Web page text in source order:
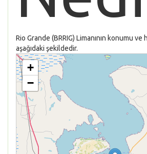
Rio Grande (BRRIG) Limanının konumu ve
aşağıdaki şekildedir.
+
−